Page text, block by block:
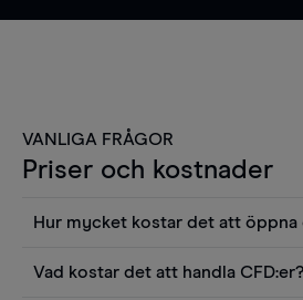
VANLIGA FRÅGOR
Priser och kostnader
Hur mycket kostar det att
Vad kostar det att handla CFD:er?